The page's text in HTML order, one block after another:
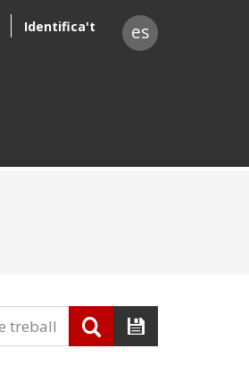
Identifica't es